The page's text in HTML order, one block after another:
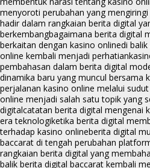
menyoroti perubahan yang
hadir dalam rangkaian berita digital
berkembangbagaimana berita digital
berkaitan dengan kasino onlinedi
online kembali menjadi perhatian
pembahasan dalam berita digital
dinamika baru yang muncul bersama
perjalanan kasino online melalui
online menjadi salah satu topik yang
digitalcatatan berita digital mengenai
era teknologiketika berita digital
terhadap kasino onlineberita digital
baccarat di tengah perubahan
rangkaian berita digital yang
balik berita digital baccarat kembali